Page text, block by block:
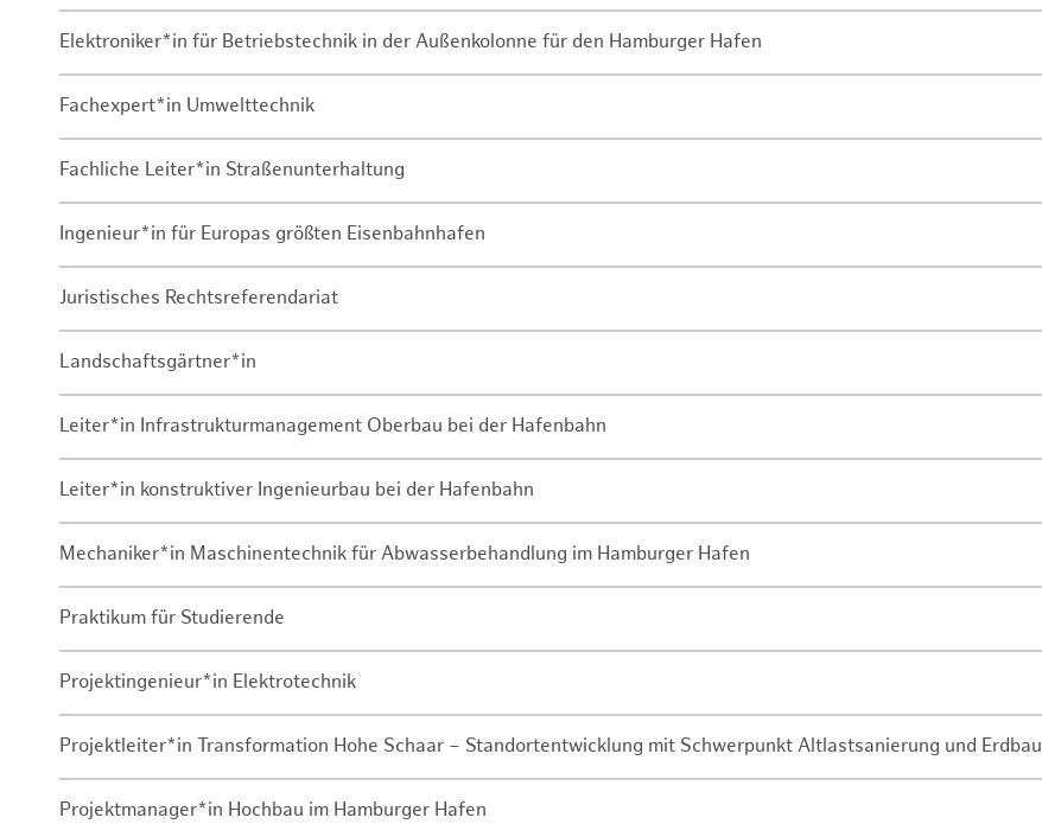
Elektroniker*in für Betriebstechnik in der Außenkolonne für den Hamburger Hafen
Fachexpert*in Umwelttechnik
Fachliche Leiter*in Straßenunterhaltung
Ingenieur*in für Europas größten Eisenbahnhafen
Juristisches Rechtsreferendariat
Landschaftsgärtner*in
Leiter*in Infrastrukturmanagement Oberbau bei der Hafenbahn
Leiter*in konstruktiver Ingenieurbau bei der Hafenbahn
Mechaniker*in Maschinentechnik für Abwasserbehandlung im Hamburger Hafen
Praktikum für Studierende
Projektingenieur*in Elektrotechnik
Projektleiter*in Transformation Hohe Schaar – Standortentwicklung mit Schwerpunkt Altlastsanierung und Erdbau
Projektmanager*in Hochbau im Hamburger Hafen